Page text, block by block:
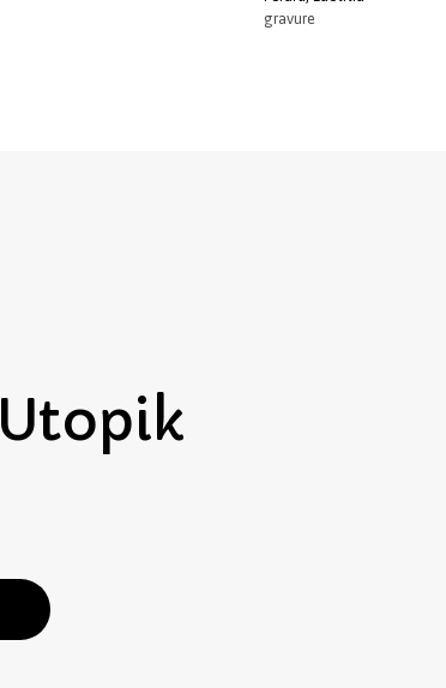
gravure
Utopik